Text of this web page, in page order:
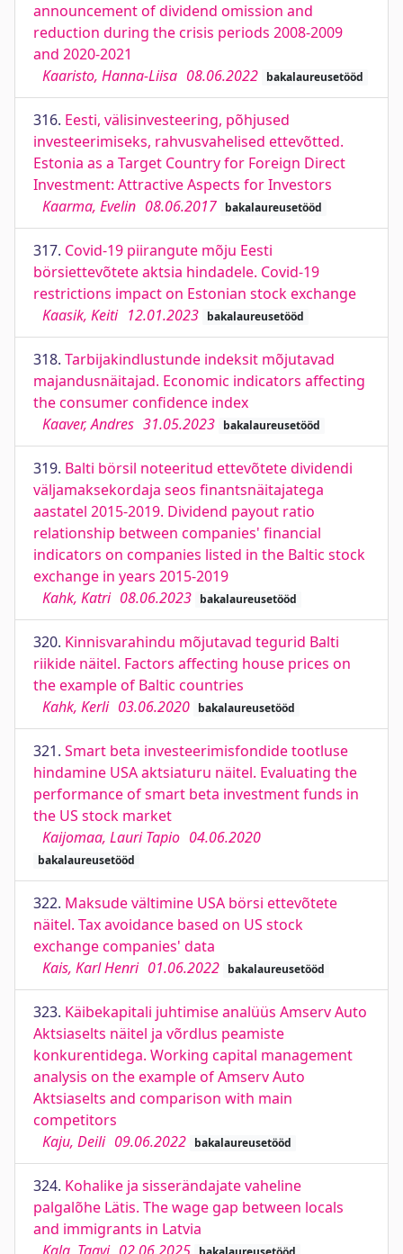
announcement of dividend omission and
reduction during the crisis periods 2008-2009
and 2020-2021
Kaaristo, Hanna-Liisa 08.06.2022 bakalaureusetööd
316. Eesti, välisinvesteering, põhjused
investeerimiseks, rahvusvahelised ettevõtted.
Estonia as a Target Country for Foreign Direct
Investment: Attractive Aspects for Investors
Kaarma, Evelin 08.06.2017 bakalaureusetööd
317. Covid-19 piirangute mõju Eesti
börsiettevõtete aktsia hindadele. Covid-19
restrictions impact on Estonian stock exchange
Kaasik, Keiti 12.01.2023 bakalaureusetööd
318. Tarbijakindlustunde indeksit mõjutavad
majandusnäitajad. Economic indicators affecting
the consumer confidence index
Kaaver, Andres 31.05.2023 bakalaureusetööd
319. Balti börsil noteeritud ettevõtete dividendi
väljamaksekordaja seos finantsnäitajatega
aastatel 2015-2019. Dividend payout ratio
relationship between companies' financial
indicators on companies listed in the Baltic stock
exchange in years 2015-2019
Kahk, Katri 08.06.2023 bakalaureusetööd
320. Kinnisvarahindu mõjutavad tegurid Balti
riikide näitel. Factors affecting house prices on
the example of Baltic countries
Kahk, Kerli 03.06.2020 bakalaureusetööd
321. Smart beta investeerimisfondide tootluse
hindamine USA aktsiaturu näitel. Evaluating the
performance of smart beta investment funds in
the US stock market
Kaijomaa, Lauri Tapio 04.06.2020
bakalaureusetööd
322. Maksude vältimine USA börsi ettevõtete
näitel. Tax avoidance based on US stock
exchange companies' data
Kais, Karl Henri 01.06.2022 bakalaureusetööd
323. Käibekapitali juhtimise analüüs Amserv Auto
Aktsiaselts näitel ja võrdlus peamiste
konkurentidega. Working capital management
analysis on the example of Amserv Auto
Aktsiaselts and comparison with main
competitors
Kaju, Deili 09.06.2022 bakalaureusetööd
324. Kohalike ja sisserändajate vaheline
palgalõhe Lätis. The wage gap between locals
and immigrants in Latvia